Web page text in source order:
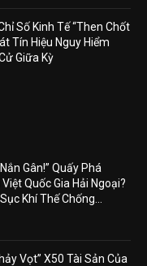
Số Kinh Tế “Then Chốt
Tín Hiệu Nguy Hiểm
Giữa Kỳ
Gân!” Quấy Phá
Quốc Gia Hải Ngoại?
Khí Thế Chống...
Vọt” X50 Tài Sản Của